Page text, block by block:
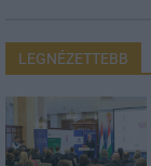
LEGNÉZETTEBB